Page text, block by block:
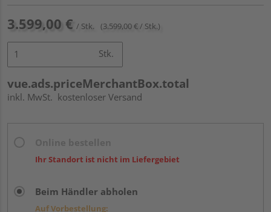
3.599,00 € / Stk. (3.599,00 € / Stk.)
Stk.
vue.ads.priceMerchantBox.total
inkl. MwSt. kostenloser Versand
Ihr Standort ist nicht im Liefergebiet
Beim Händler abholen
Auf Vorbestellung: